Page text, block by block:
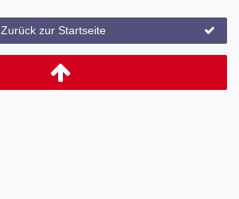
Zurück zur Startseite